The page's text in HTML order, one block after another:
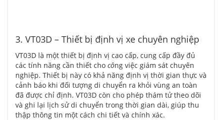
3. VT03D – Thiết bị định vị xe chuyên nghiệp
VT03D là một thiết bị định vị cao cấp, cung cấp đầy đủ
các tính năng cần thiết cho công việc giám sát chuyên
nghiệp. Thiết bị này có khả năng định vị thời gian thực và
cảnh báo khi đối tượng di chuyển ra khỏi vùng an toàn
đã được chỉ định. VT03D còn cho phép thám tử theo dõi
và ghi lại lịch sử di chuyển trong thời gian dài, giúp thu
thập thông tin một cách chi tiết và chính xác.